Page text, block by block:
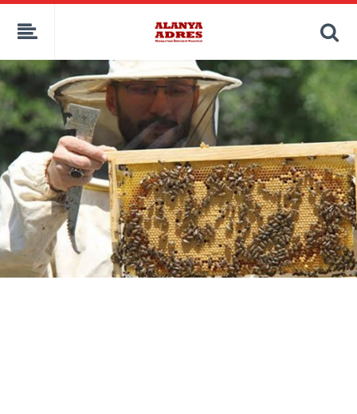
kaçak bahis
deneme bonusu
canlı bahis siteleri
deneme bonusu veren siteler
bahis siteleri
porno izle